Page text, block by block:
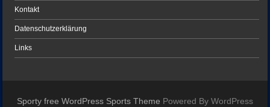
Kontakt
Datenschutzerklärung
Links
Sporty free WordPress Sports Theme Powered By WordPress